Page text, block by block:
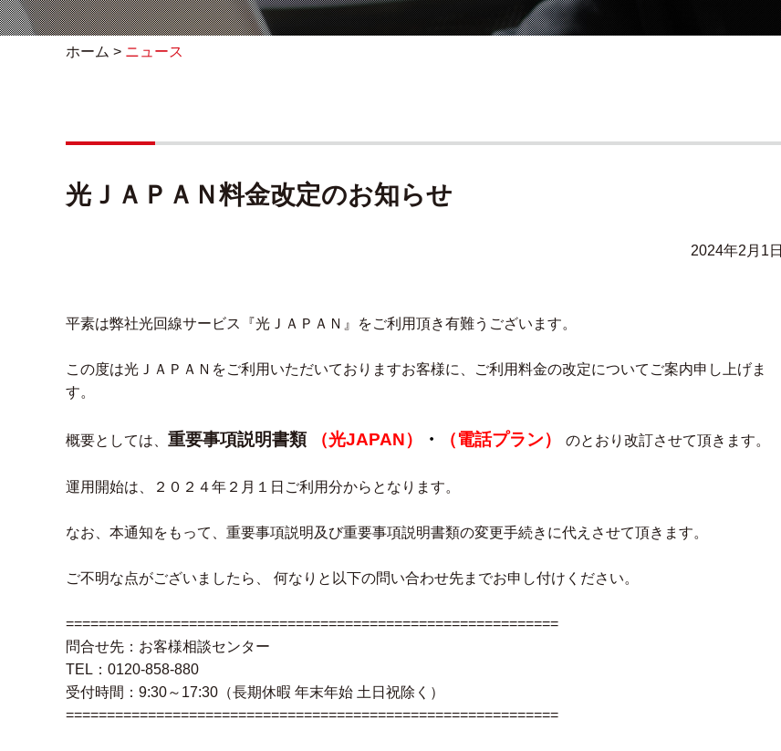
ホーム > ニュース
光ＪＡＰＡＮ料金改定のお知らせ
2024年2月1日
平素は弊社光回線サービス『光ＪＡＰＡＮ』をご利用頂き有難うございます。
この度は光ＪＡＰＡＮをご利用いただいておりますお客様に、ご利用料金の改定についてご案内申し上げま
す。
概要としては、 重要事項説明書類 （光JAPAN） ・ （電話プラン） のとおり改訂させて頂きます。
運用開始は、２０２４年２月１日ご利用分からとなります。
なお、本通知をもって、重要事項説明及び重要事項説明書類の変更手続きに代えさせて頂きます。
ご不明な点がございましたら、 何なりと以下の問い合わせ先までお申し付けください。
============================================================
問合せ先：お客様相談センター
TEL：0120-858-880
受付時間：9:30～17:30（長期休暇 年末年始 土日祝除く）
============================================================